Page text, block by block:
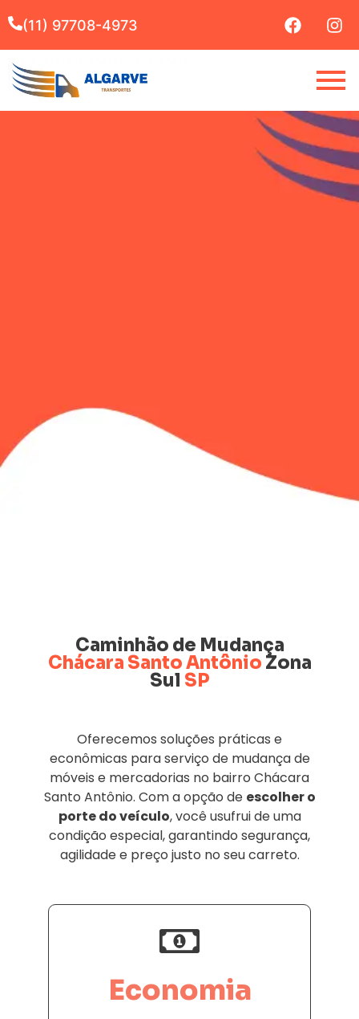
(11) 97708-4973
Caminhão de Mudança
Chácara Santo Antônio Zona
Sul SP
Oferecemos soluções práticas e
econômicas para serviço de mudança de
móveis e mercadorias no bairro Chácara
Santo Antônio. Com a opção de escolher o
porte do veículo, você usufrui de uma
condição especial, garantindo segurança,
agilidade e preço justo no seu carreto.
Economia